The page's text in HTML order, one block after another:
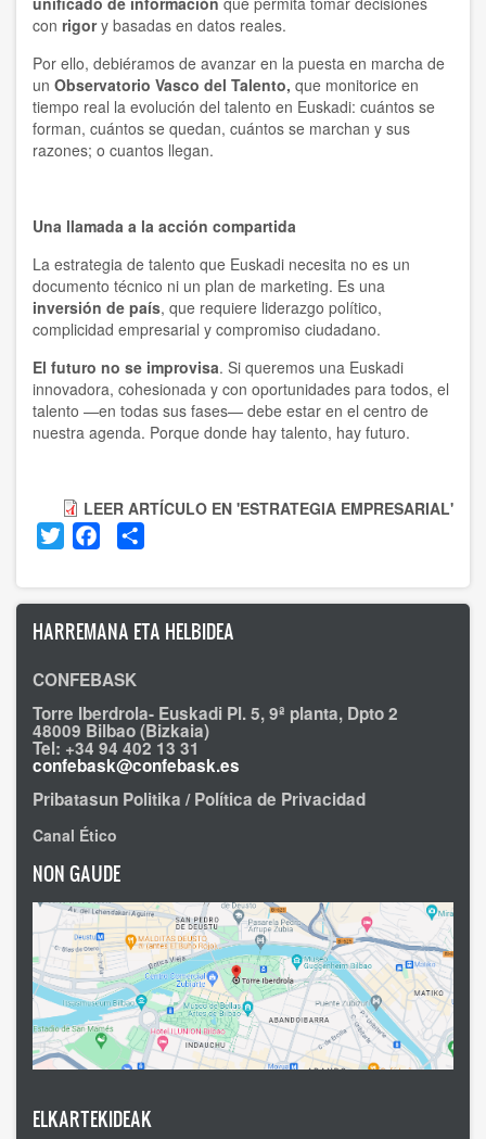
con rigory basadas en datos reales.
Por ello, debiéramos de avanzar en la puesta en marcha de
un Observatorio Vasco del Talento, que monitorice en
tiempo real la evolución del talento en Euskadi: cuántos se
forman, cuántos se quedan, cuántos se marchan y sus
razones; o cuantos llegan.
Una llamada a la acción compartida
La estrategia de talento que Euskadi necesita no es un
documento técnico ni un plan de marketing. Es una
inversión de país, que requiere liderazgo político,
complicidad empresarial y compromiso ciudadano.
El futuro no se improvisa. Si queremos una Euskadi
innovadora, cohesionada y con oportunidades para todos, el
talento —en todas sus fases— debe estar en el centro de
nuestra agenda. Porque donde hay talento, hay futuro.
LEER ARTÍCULO EN 'ESTRATEGIA EMPRESARIAL'
Twitter Facebook
HARREMANA ETA HELBIDEA
CONFEBASK
Torre Iberdrola- Euskadi Pl. 5, 9ª planta, Dpto 2
48009 Bilbao (Bizkaia)
Tel: +34 94 402 13 31
confebask@confebask.es
Pribatasun Politika / Política de Privacidad
Canal Ético
NON GAUDE
ELKARTEKIDEAK